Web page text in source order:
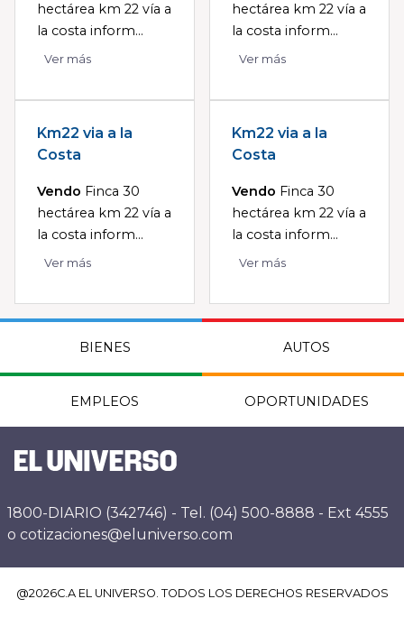
hectárea km 22 vía a
la costa inform...
Ver más
hectárea km 22 vía a
la costa inform...
Ver más
Km22 via a la
Costa
Vendo Finca 30
hectárea km 22 vía a
la costa inform...
Ver más
Km22 via a la
Costa
Vendo Finca 30
hectárea km 22 vía a
la costa inform...
Ver más
BIENES AUTOS
EMPLEOS OPORTUNIDADES
1800-DIARIO (342746) - Tel. (04) 500-8888 - Ext 4555
o cotizaciones@eluniverso.com
@2026C.A EL UNIVERSO. TODOS LOS DERECHOS RESERVADOS